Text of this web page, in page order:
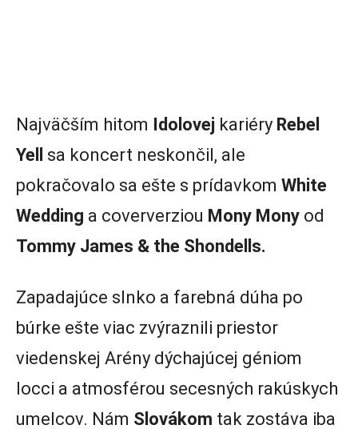
Najväčším hitom Idolovej kariéry Rebel
Yell
sa koncert neskončil, ale
pokračovalo sa ešte s prídavkom White
Wedding a coververziou Mony Mony od
Tommy James & the Shondells.
Zapadajúce slnko a farebná dúha po
búrke ešte viac zvýraznili priestor
viedenskej Arény dýchajúcej géniom
locci a atmosférou secesných rakúskych
umelcov. Nám Slovákom tak zostáva iba